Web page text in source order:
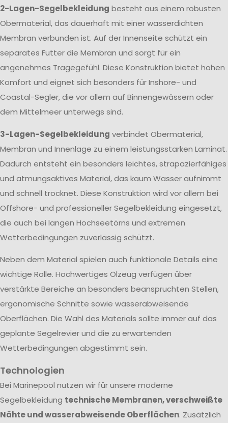
2-Lagen-Segelbekleidung besteht aus einem robusten
Obermaterial, das dauerhaft mit einer wasserdichten
Membran verbunden ist. Auf der Innenseite schützt ein
separates Futter die Membran und sorgt für ein
angenehmes Tragegefühl. Diese Konstruktion bietet hohen
Komfort und eignet sich besonders für Inshore- und
Coastal-Segler, die vor allem auf Binnengewässern oder
dem Mittelmeer unterwegs sind.
3-Lagen-Segelbekleidung verbindet Obermaterial,
Membran und Innenlage zu einem leistungsstarken Laminat.
Dadurch entsteht ein besonders leichtes, strapazierfähiges
und atmungsaktives Material, das kaum Wasser aufnimmt
und schnell trocknet. Diese Konstruktion wird vor allem bei
Offshore- und professioneller Segelbekleidung eingesetzt,
die auch bei langen Hochseetörns und extremen
Wetterbedingungen zuverlässig schützt.
Neben dem Material spielen auch funktionale Details eine
wichtige Rolle. Hochwertiges Ölzeug verfügen über
verstärkte Bereiche an besonders beanspruchten Stellen,
ergonomische Schnitte sowie wasserabweisende
Oberflächen. Die Wahl des Materials sollte immer auf das
geplante Segelrevier und die zu erwartenden
Wetterbedingungen abgestimmt sein.
Technologien
Bei Marinepool nutzen wir für unsere moderne
Segelbekleidung technische Membranen, verschweißte
Nähte und wasserabweisende Oberflächen. Zusätzlich